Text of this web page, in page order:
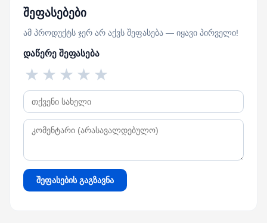
შეფასებები
ამ პროდუქტს ჯერ არ აქვს შეფასება — იყავი პირველი!
დაწერე შეფასება
★
★
★
★
★
შეფასების გაგზავნა